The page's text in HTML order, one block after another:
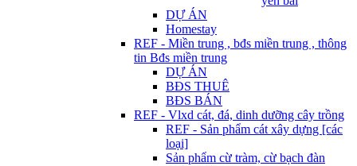
DỰ ÁN
Homestay
REF - Miền trung , bđs miền trung , thông
tin Bđs miền trung
DỰ ÁN
BĐS THUÊ
BĐS BÁN
REF - Vlxd cát, đá, dinh dưỡng cây trồng
REF - Sản phẩm cát xây dựng [các
loại]
Sản phẩm cừ tràm, cừ bạch đàn